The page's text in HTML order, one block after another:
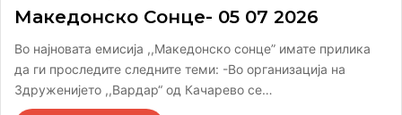
Македонско Сонце- 05 07 2026
Во најновата емисија ,,Македонско сонце” имате прилика
да ги проследите следните теми: -Во организација на
Здруженијето ,,Вардар“ од Качарево се…